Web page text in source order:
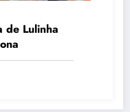
de Lulinha